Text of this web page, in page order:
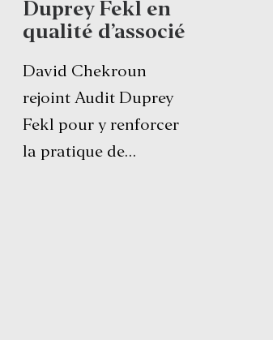
Duprey Fekl en
qualité d’associé
David Chekroun
rejoint Audit Duprey
Fekl pour y renforcer
la pratique de…